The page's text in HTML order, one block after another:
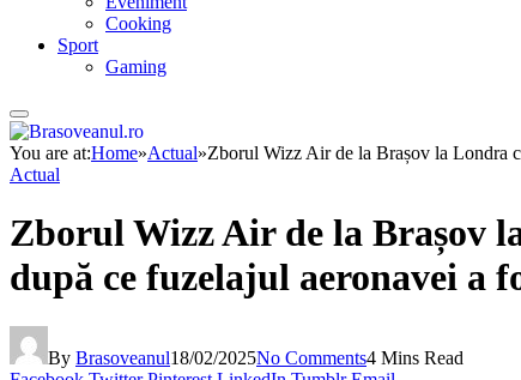
Cooking
Sport
Gaming
You are at:Home»Actual»Zborul Wizz Air de la Brașov la Londra
Actual
Zborul Wizz Air de la Brașov
după ce fuzelajul aeronavei a
By Brasoveanul18/02/2025No Comments4 Mins Read